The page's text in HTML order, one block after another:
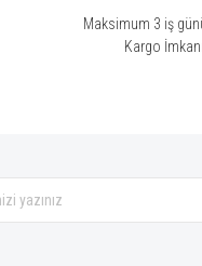
Maksimum 3 iş
Kargo İmkanı